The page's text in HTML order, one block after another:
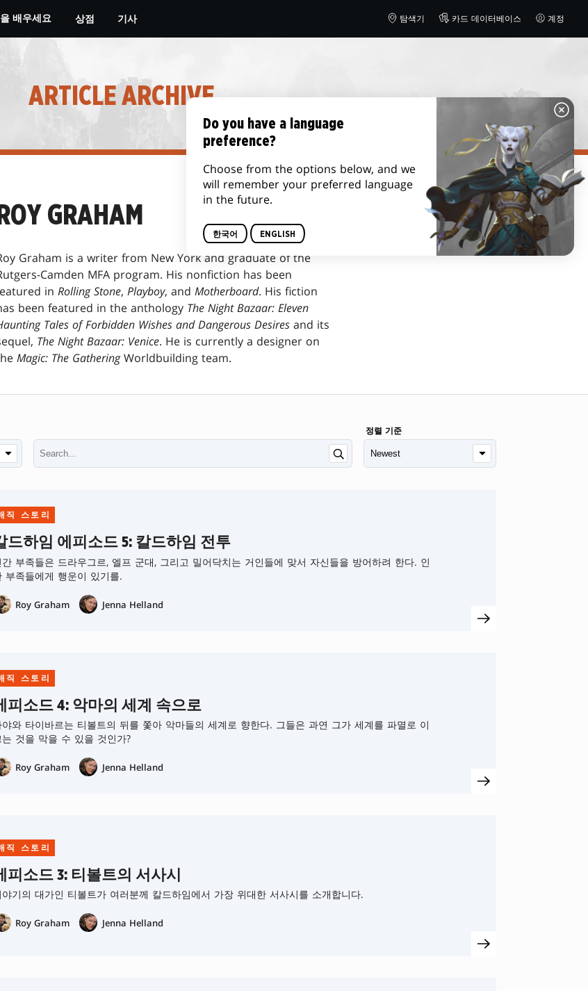
배우세요 상점 기사 탐색기 카드 데이터베이스 계정
ARTICLE ARCHIVE
ROY GRAHAM
Graham is a writer from New York and graduate of the
Camden MFA program. His nonfiction has been
in Rolling Stone, Playboy, and Motherboard. His fiction
been featured in the anthology The Night Bazaar: Eleven
Tales of Forbidden Wishes and Dangerous Desires and its
The Night Bazaar: Venice. He is currently a designer on
Magic: The GatheringWorldbuilding team.
정렬 기준
직 스토리
드하임 에피소드 5: 칼드하임 전투
간 부족들은 드라우그르, 엘프 군대, 그리고 밀어닥치는 거인들에 맞서 자신들을 방어하려 한다. 인
부족들에게 행운이 있기를.
Roy Graham Jenna Helland
직 스토리
피소드 4: 악마의 세계 속으로
야와 타이바르는 티볼트의 뒤를 쫓아 악마들의 세계로 향한다. 그들은 과연 그가 세계를 파멸로 이
는 것을 막을 수 있을 것인가?
Roy Graham Jenna Helland
직 스토리
피소드 3: 티볼트의 서사시
야기의 대가인 티볼트가 여러분께 칼드하임에서 가장 위대한 서사시를 소개합니다.
Roy Graham Jenna Helland
Do you have a language
preference?
Choose from the options below, and we
will remember your preferred language
in the future.
한국어 ENGLISH